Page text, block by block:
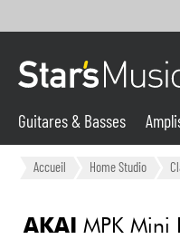
Guitares &
Synthés &
Guitares & Basses
Accueil Home Studio
AKAI MPK Mini